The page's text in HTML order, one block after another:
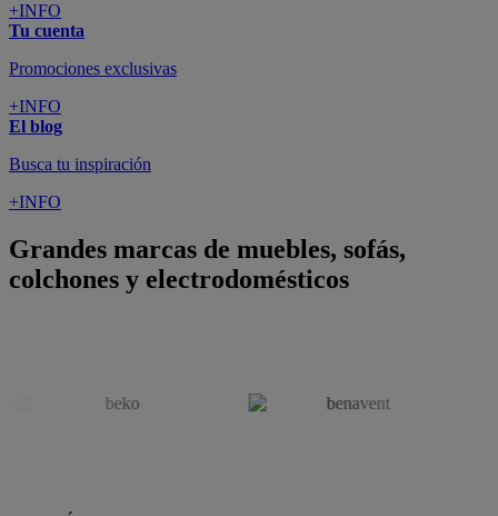
+INFO
Tu cuenta
Promociones exclusivas
+INFO
El blog
Busca tu inspiración
+INFO
Grandes marcas de muebles, sofás,
colchones y electrodomésticos